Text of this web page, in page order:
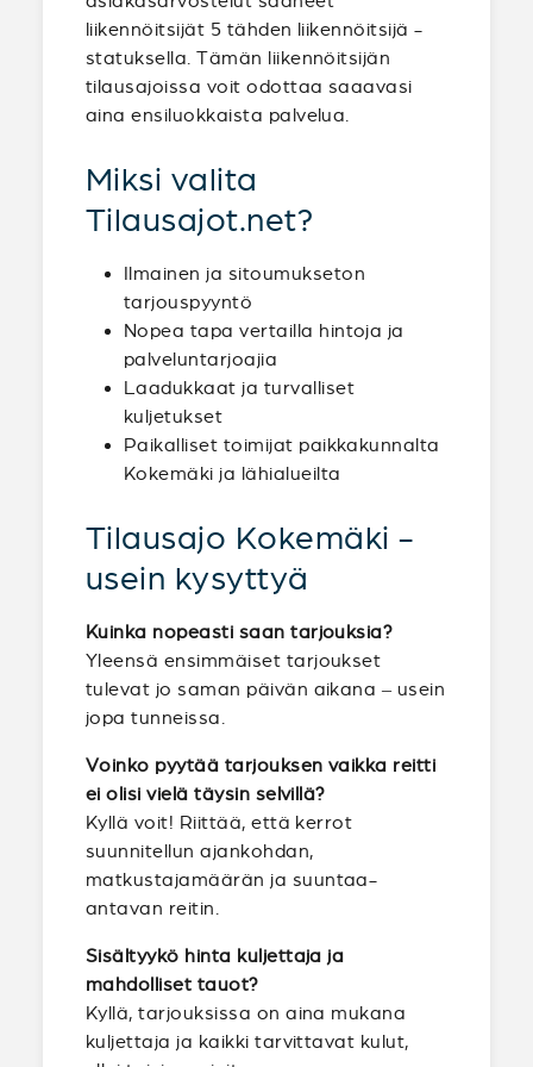
liikennöitsijät 5 tähden liikennöitsijä -
statuksella. Tämän liikennöitsijän
tilausajoissa voit odottaa saaavasi
aina ensiluokkaista palvelua.
Miksi valita
Tilausajot.net?
Ilmainen ja sitoumukseton
tarjouspyyntö
Nopea tapa vertailla hintoja ja
palveluntarjoajia
Laadukkaat ja turvalliset
kuljetukset
Paikalliset toimijat paikkakunnalta
Kokemäki ja lähialueilta
Tilausajo Kokemäki -
usein kysyttyä
Kuinka nopeasti saan tarjouksia?
Yleensä ensimmäiset tarjoukset
tulevat jo saman päivän aikana – usein
jopa tunneissa.
Voinko pyytää tarjouksen vaikka reitti
ei olisi vielä täysin selvillä?
Kyllä voit! Riittää, että kerrot
suunnitellun ajankohdan,
matkustajamäärän ja suuntaa-
antavan reitin.
Sisältyykö hinta kuljettaja ja
mahdolliset tauot?
Kyllä, tarjouksissa on aina mukana
kuljettaja ja kaikki tarvittavat kulut,